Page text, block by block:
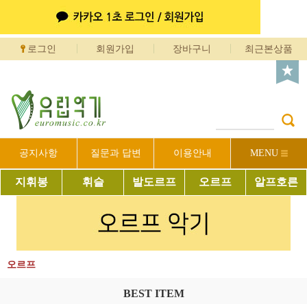
로그인 회원가입 장바구니 최근본상품
공지사항 질문과 답변 이용안내 MENU
지휘봉 휘슬 발도르프 오르프 알프호른
오르프
BEST ITEM